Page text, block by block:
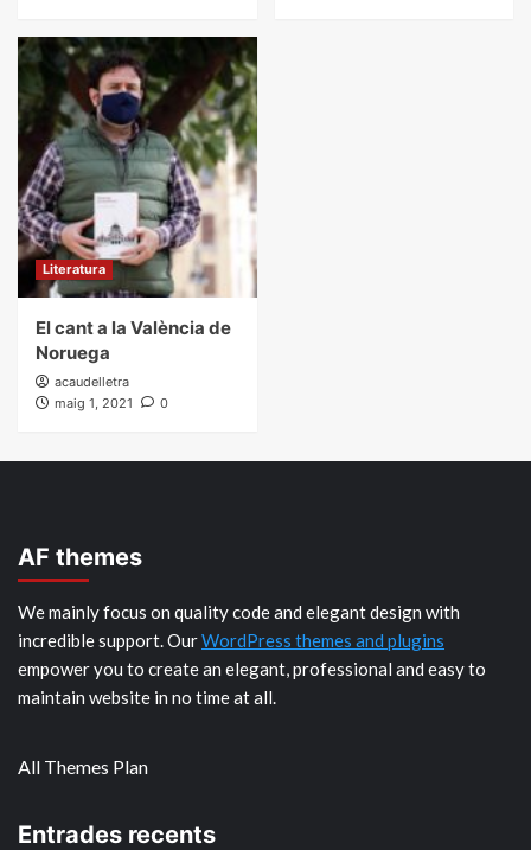
Literatura
El cant a la València de
Noruega
acaudelletra
maig 1, 2021
0
AF themes
We mainly focus on quality code and elegant design with
incredible support. OurWordPress themes and plugins
empower you to create an elegant, professional and easy to
maintain website in no time at all.
All Themes Plan
Entrades recents